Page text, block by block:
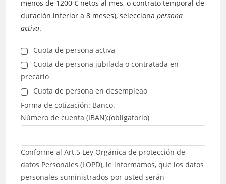
menos de 1200 € netos al mes, o contrato temporal de
duración inferior a 8 meses), seleccionapersona
activa.
Cuota de persona activa
Cuota de persona jubilada o contratada en
precario
Cuota de persona en desempleao
Forma de cotización: Banco.
Número de cuenta (IBAN):(obligatorio)
Conforme al Art.5 Ley Orgánica de protección de
datos Personales (LOPD), le informamos, que los datos
personales suministrados por usted serán